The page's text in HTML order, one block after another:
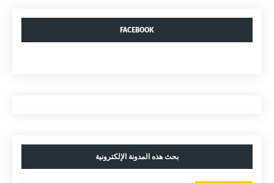
FACEBOOK
بحث هذه المدونة الإلكترونية